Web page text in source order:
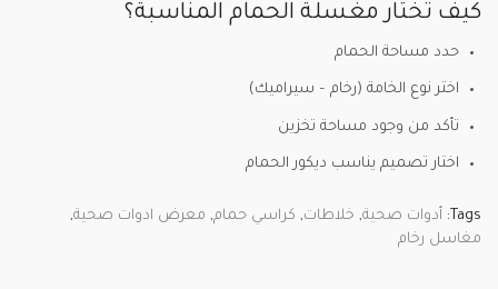
كيف تختار مغسلة الحمام المناسبة؟
حدد مساحة الحمام
اختر نوع الخامة (رخام – سيراميك)
تأكد من وجود مساحة تخزين
اختار تصميم يناسب ديكور الحمام
Tags: أدوات صحية, خلاطات, كراسي حمام, معرض ادوات صحية,
مغاسل رخام